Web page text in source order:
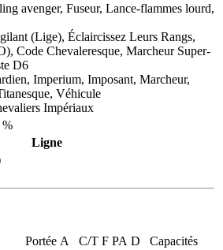
avenger, Fuseur, Lance-flammes lourd,
(Lige), Éclaircissez Leurs Rangs,
Code Chevaleresque, Marcheur Super-
D6
Imperium, Imposant, Marcheur,
Véhicule
Impériaux
%
Ligne
Portée A C/T F PA D
Capacités